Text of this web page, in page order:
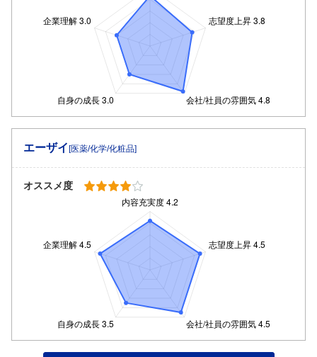
エーザイ[医薬/化学/化粧品]
オススメ度